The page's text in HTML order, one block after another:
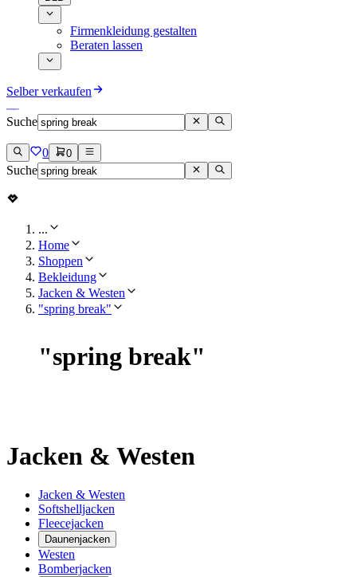
Firmenkleidung gestalten
Beraten lassen
Selber verkaufen
Suche
0 0
Suche
...
Home
Shoppen
Bekleidung
Jacken & Westen
"spring break"
"spring break"
Jacken & Westen
Jacken & Westen
Softshelljacken
Fleecejacken
Daunenjacken
Westen
Bomberjacken